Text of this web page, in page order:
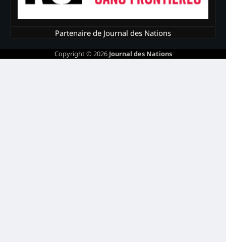
Partenaire de Journal des Nations
Copyright © 2026 Journal des Nations